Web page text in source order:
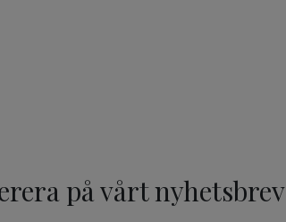
på vårt nyhetsbrev